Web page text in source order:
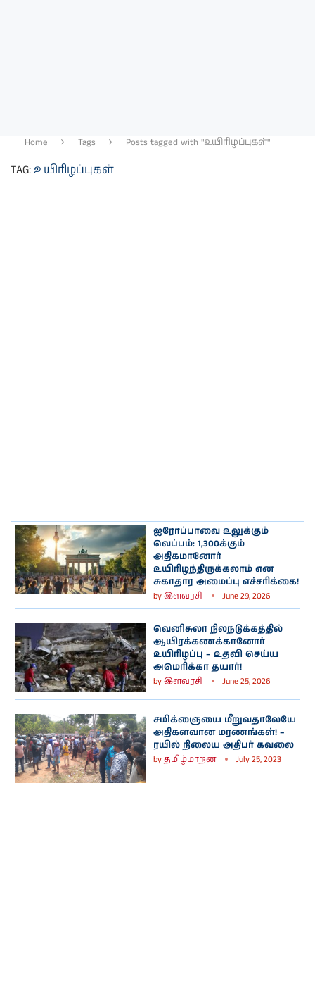
Home Tags Posts tagged with "உயிரிழப்புகள்"
TAG: உயிரிழப்புகள்
ஐரோப்பாவை உலுக்கும்
வெப்பம்: 1,300க்கும்
அதிகமானோர்
உயிரிழந்திருக்கலாம் என
சுகாதார அமைப்பு எச்சரிக்கை!
byஇளவரசி June 29, 2026
வெனிசுலா நிலநடுக்கத்தில்
ஆயிரக்கணக்கானோர்
உயிரிழப்பு – உதவி செய்ய
அமெரிக்கா தயார்!
byஇளவரசி June 25, 2026
சமிக்ஞையை மீறுவதாலேயே
அதிகளவான மரணங்கள்! –
ரயில் நிலைய அதிபர் கவலை
byதமிழ்மாறன் July 25, 2023